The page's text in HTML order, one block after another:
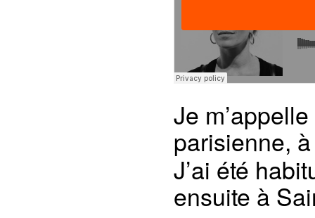
Je
parisienne,
J’ai été
ensuite à